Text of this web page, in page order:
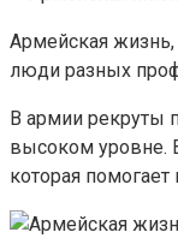
Армейская жизнь,
люди разных
В армии рекруты
высоком уровне.
которая